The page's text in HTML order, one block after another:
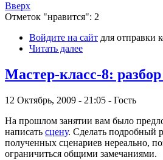
Вверх
Отметок "нравится": 2
Войдите на сайт для отправки
Читать далее
Мастер-класс-8:
12 Октябрь, 2009 - 21:05 - Гость
На прошлом занятии вам было
написать сцену. Сделать подробный
полученных сценариев нереально,
ограничиться общими замечаниями.